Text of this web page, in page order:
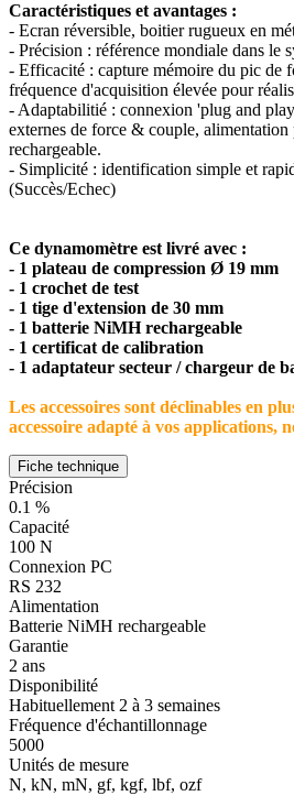
Caractéristiques et avantages :
- Ecran réversible, boitier rugueux en
- Précision : référence mondiale dans le
- Efficacité : capture mémoire du pic de
fréquence d'acquisition élevée pour
- Adaptabilitié : connexion 'plug and
externes de force & couple, alimentation
rechargeable.
- Simplicité : identification simple et
(Succès/Echec)
Ce dynamomètre est livré avec :
- 1 plateau de compression Ø 19 mm
- 1 crochet de test
- 1 tige d'extension de 30 mm
- 1 batterie NiMH rechargeable
- 1 certificat de calibration
- 1 adaptateur secteur / chargeur de
Les accessoires sont déclinables en
accessoire adapté à vos applications,
Fiche technique
Précision
0.1 %
Capacité
100 N
Connexion PC
RS 232
Alimentation
Batterie NiMH rechargeable
Garantie
2 ans
Disponibilité
Habituellement 2 à 3 semaines
Fréquence d'échantillonnage
5000
Unités de mesure
N, kN, mN, gf, kgf, lbf, ozf